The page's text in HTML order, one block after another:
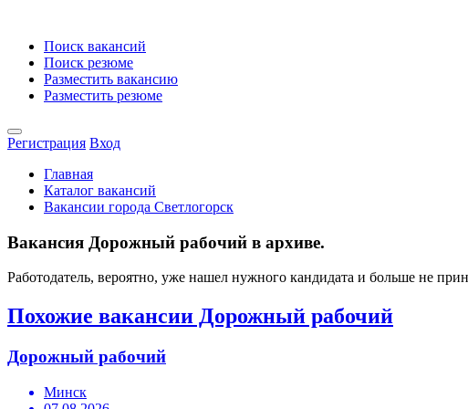
Поиск вакансий
Поиск резюме
Разместить вакансию
Разместить резюме
Регистрация Вход
Главная
Каталог вакансий
Вакансии города Светлогорск
Вакансия Дорожный рабочий в архиве.
Работодатель, вероятно, уже нашел нужного кандидата и больше не
Похожие вакансии Дорожный рабочий
Дорожный рабочий
Минск